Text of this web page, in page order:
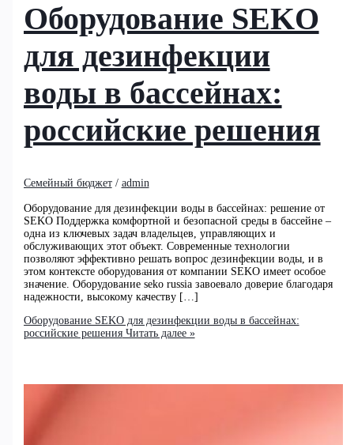
Оборудование SEKO
для дезинфекции
воды в бассейнах:
российские решения
Семейный бюджет/ admin
Оборудование для дезинфекции воды в бассейнах: решение от
SEKO Поддержка комфортной и безопасной среды в бассейне –
одна из ключевых задач владельцев, управляющих и
обслуживающих этот объект. Современные технологии
позволяют эффективно решать вопрос дезинфекции воды, и в
этом контексте оборудования от компании SEKO имеет особое
значение. Оборудование seko russia завоевало доверие благодаря
надежности, высокому качеству […]
Оборудование SEKO для дезинфекции воды в бассейнах:
российские решенияЧитать далее »